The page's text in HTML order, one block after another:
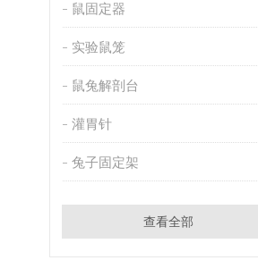
鼠固定器
实验鼠笼
鼠兔解剖台
灌胃针
兔子固定架
查看全部